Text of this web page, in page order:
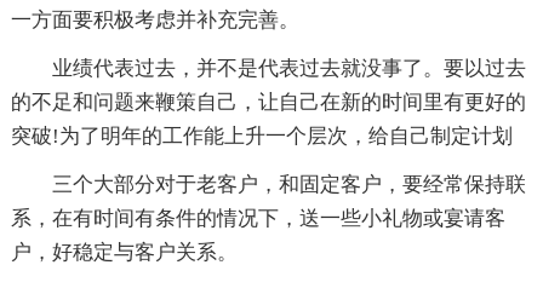
一方面要积极考虑并补充完善。
业绩代表过去，并不是代表过去就没事了。要以过去
的不足和问题来鞭策自己，让自己在新的时间里有更好的
突破!为了明年的工作能上升一个层次，给自己制定计划
三个大部分对于老客户，和固定客户，要经常保持联
系，在有时间有条件的情况下，送一些小礼物或宴请客
户，好稳定与客户关系。